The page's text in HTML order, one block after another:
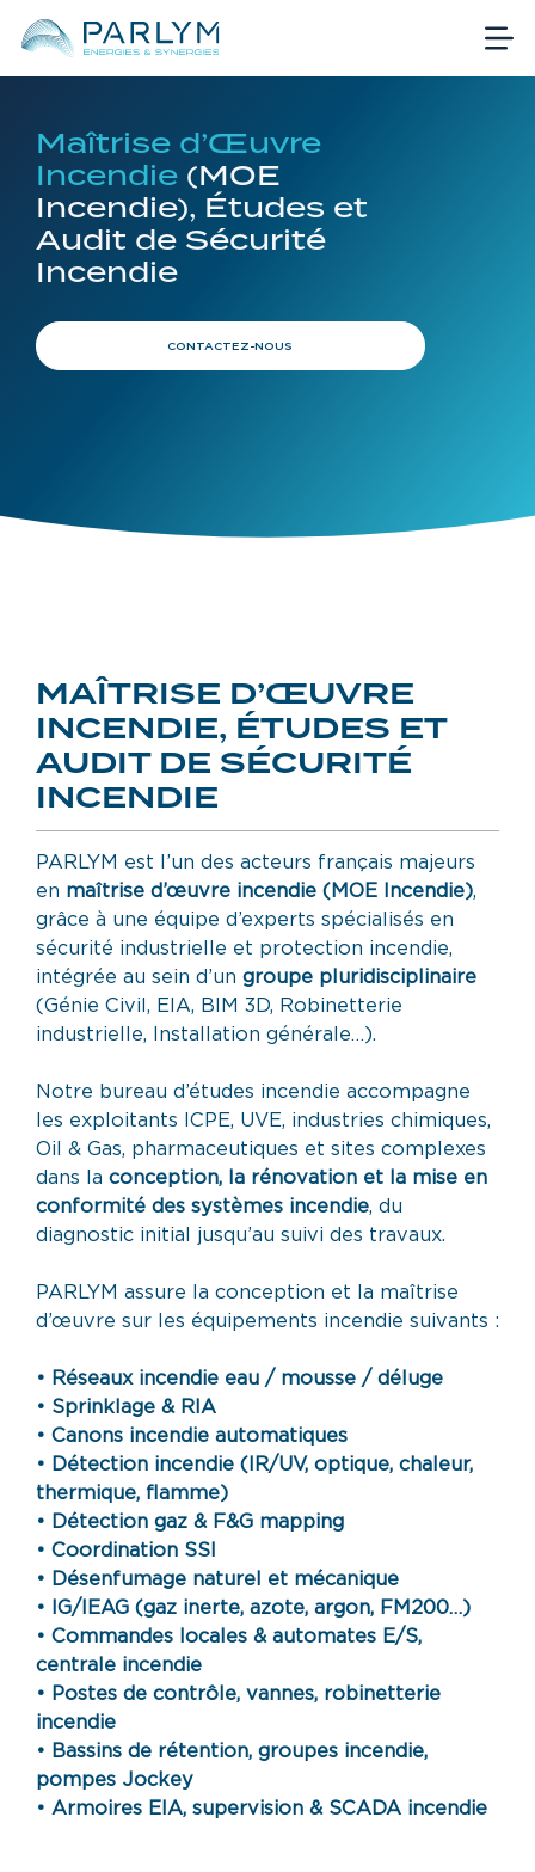
Maîtrise d’Œuvre
Incendie (MOE
Incendie), Études et
Audit de Sécurité
Incendie
CONTACTEZ-NOUS
MAÎTRISE D’ŒUVRE
INCENDIE, ÉTUDES ET
AUDIT DE SÉCURITÉ
INCENDIE
PARLYM est l’un des acteurs français majeurs
en maîtrise d’œuvre incendie (MOE Incendie),
grâce à une équipe d’experts spécialisés en
sécurité industrielle et protection incendie,
intégrée au sein d’un groupe pluridisciplinaire
(Génie Civil, EIA, BIM 3D, Robinetterie
industrielle, Installation générale…).
Notre bureau d’études incendie accompagne
les exploitants ICPE, UVE, industries chimiques,
Oil & Gas, pharmaceutiques et sites complexes
dans la conception, la rénovation et la mise en
conformité des systèmes incendie, du
diagnostic initial jusqu’au suivi des travaux.
PARLYM assure la conception et la maîtrise
d’œuvre sur les équipements incendie suivants :
• Réseaux incendie eau / mousse / déluge
• Sprinklage & RIA
• Canons incendie automatiques
• Détection incendie (IR/UV, optique, chaleur,
thermique, flamme)
• Détection gaz & F&G mapping
• Coordination SSI
• Désenfumage naturel et mécanique
• IG/IEAG (gaz inerte, azote, argon, FM200…)
• Commandes locales & automates E/S,
centrale incendie
• Postes de contrôle, vannes, robinetterie
incendie
• Bassins de rétention, groupes incendie,
pompes Jockey
• Armoires EIA, supervision & SCADA incendie